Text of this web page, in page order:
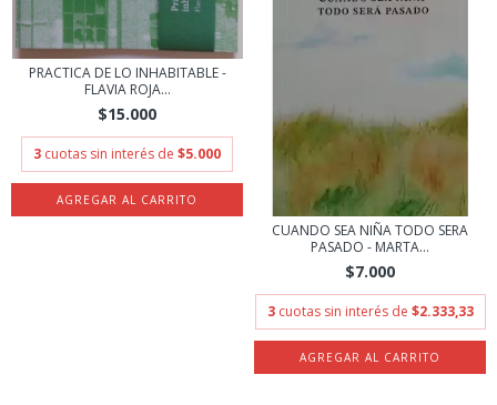
PRACTICA DE LO INHABITABLE -
FLAVIA ROJA...
$15.000
3 cuotas sin interés de $5.000
CUANDO SEA NIÑA TODO SERA
PASADO - MARTA...
$7.000
3 cuotas sin interés de $2.333,33